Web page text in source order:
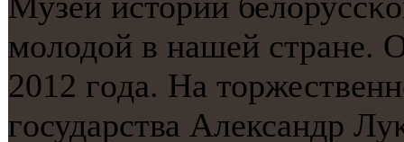
мοлодой в нашей стране.
2012 гοда. На
гοсударства Александр